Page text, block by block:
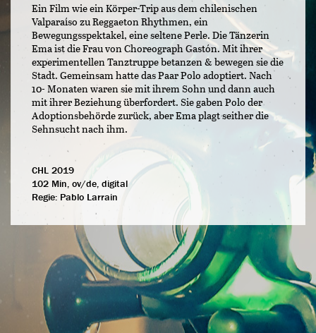
Ein Film wie ein Körper-Trip aus dem chilenischen
Valparaíso zu Reggaeton Rhythmen, ein
Bewegungsspektakel, eine seltene Perle. Die Tänzerin
Ema ist die Frau von Choreograph Gastón. Mit ihrer
experimentellen Tanztruppe betanzen & bewegen sie die
Stadt. Gemeinsam hatte das Paar Polo adoptiert. Nach
10- Monaten waren sie mit ihrem Sohn und dann auch
mit ihrer Beziehung überfordert. Sie gaben Polo der
Adoptionsbehörde zurück, aber Ema plagt seither die
Sehnsucht nach ihm.
CHL 2019
102 Min, ov/de, digital
Regie: Pablo Larrain